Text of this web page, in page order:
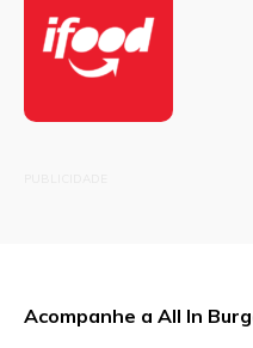
Acompanhe a All In